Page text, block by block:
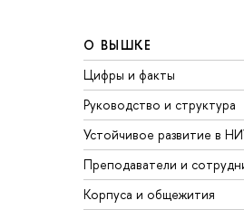
О ВЫШКЕ
Цифры и факты
Руководство и структура
Устойчивое развитие в
Преподаватели и
Корпуса и общежития